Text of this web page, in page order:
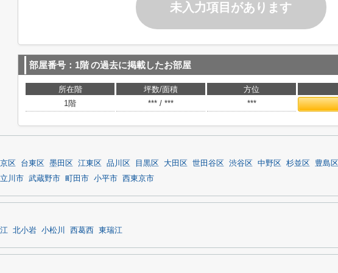
未入力項目があります
部屋番号：1階の過去に掲載したお部屋
所在階 坪数/面積 方位
1階
*** / *** ***
区 台東区 墨田区 江東区 品川区 目黒区 大田区 世田谷区 渋谷区 中野区 杉並区 豊島区
立川市 武蔵野市 町田市 小平市 西東京市
北小岩 小松川 西葛西 東瑞江